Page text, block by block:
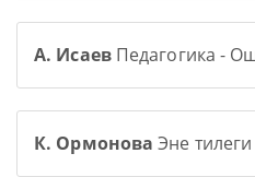
А. ИсаевПедагогика -
К. Ормонова Эне